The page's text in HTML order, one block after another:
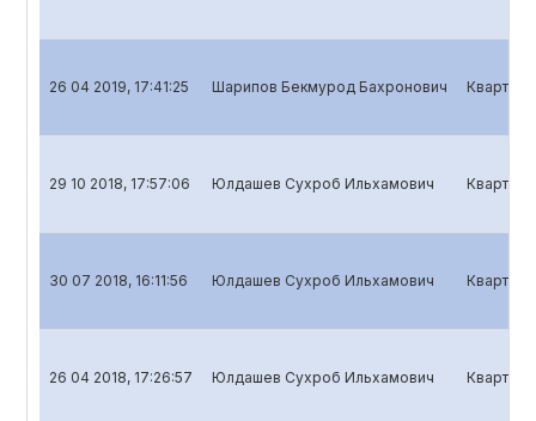
26 04 2019, 17:41:25 Шарипов Бекмурод Бахронович
29 10 2018, 17:57:06 Юлдашев Сухроб Ильхамович
30 07 2018, 16:11:56 Юлдашев Сухроб Ильхамович
26 04 2018, 17:26:57 Юлдашев Сухроб Ильхамович